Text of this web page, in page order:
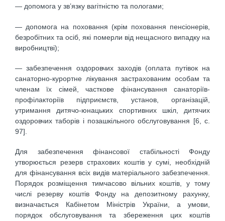
— допомога у зв’язку вагітністю та пологами;
— допомога на поховання (крім поховання пенсіонерів,
безробітних та осіб, які померли від нещасного випадку на
виробництві);
— забезпечення оздоровчих заходів (оплата путівок на
санаторно-курортне лікування застрахованим особам та
членам їх сімей, часткове фінансування санаторіїв-
профілакторіїв підприємств, установ, організацій,
утримання дитячо-юнацьких спортивних шкіл, дитячих
оздоровчих таборів і позашкільного обслуговування [6, с.
97].
Для забезпечення фінансової стабільності Фонду
утворюється резерв страхових коштів у сумі, необхідній
для фінансування всіх видів матеріального забезпечення.
Порядок розміщення тимчасово вільних коштів, у тому
числі резерву коштів Фонду на депозитному рахунку,
визначається Кабінетом Міністрів України, а умови,
порядок обслуговування та збереження цих коштів